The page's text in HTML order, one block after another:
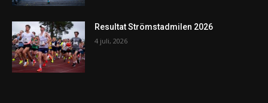
Resultat Strömstadmilen 2026
4 juli, 2026